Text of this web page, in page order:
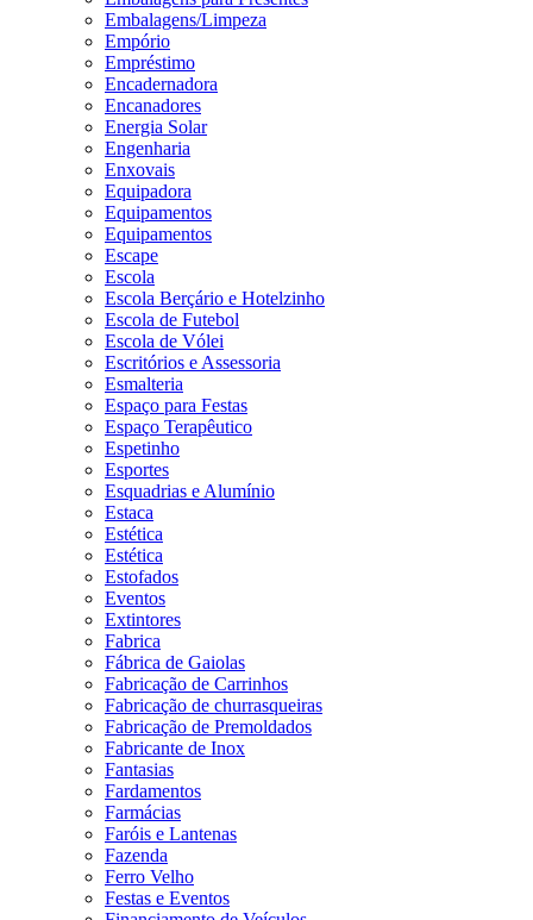
Embalagens/Limpeza
Empório
Empréstimo
Encadernadora
Encanadores
Energia Solar
Engenharia
Enxovais
Equipadora
Equipamentos
Equipamentos
Escape
Escola
Escola Berçário e Hotelzinho
Escola de Futebol
Escola de Vólei
Escritórios e Assessoria
Esmalteria
Espaço para Festas
Espaço Terapêutico
Espetinho
Esportes
Esquadrias e Alumínio
Estaca
Estética
Estética
Estofados
Eventos
Extintores
Fabrica
Fábrica de Gaiolas
Fabricação de Carrinhos
Fabricação de churrasqueiras
Fabricação de Premoldados
Fabricante de Inox
Fantasias
Fardamentos
Farmácias
Faróis e Lantenas
Fazenda
Ferro Velho
Festas e Eventos